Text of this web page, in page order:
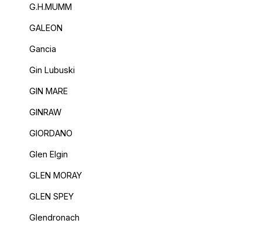
G.H.MUMM
GALEON
Gancia
Gin Lubuski
GIN MARE
GINRAW
GIORDANO
Glen Elgin
GLEN MORAY
GLEN SPEY
Glendronach